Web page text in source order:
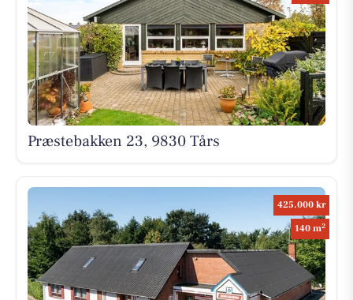
Præstebakken 23, 9830 Tårs
425.000 kr
140 m2